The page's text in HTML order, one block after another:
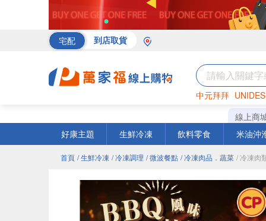
宅配 到店取貨
中元拜拜
海苔 巧克力
線上商
好康主題
生鮮冷凍 飲料零食 米油沖
首頁 / 生鮮冷凍 / 冷凍調理 / 微波餐點 / 冷凍肉品．蔬菜 / 冷凍肉